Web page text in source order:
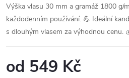
Výška vlasu 30 mm a gramáž 1800 g/
každodenním používání. 💪 Ideální
s dlouhým vlasem za výhodnou cenu.
od 549 Kč